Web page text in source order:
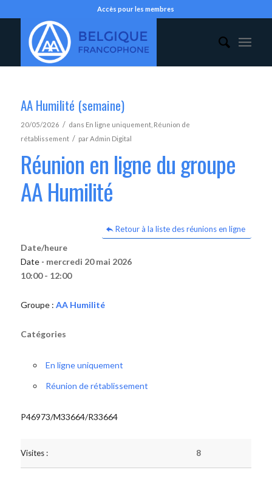
Accès pour les membres
AA Humilité (semaine)
20/05/2026 / dans En ligne uniquement, Réunion de
rétablissement / parAdmin Digital
Réunion en ligne du groupe
AA Humilité
Retour à la liste des réunions en ligne
Date/heure
Date - mercredi 20 mai 2026
10:00 - 12:00
Groupe : AA Humilité
Catégories
En ligne uniquement
Réunion de rétablissement
P46973/M33664/R33664
Visites : 8